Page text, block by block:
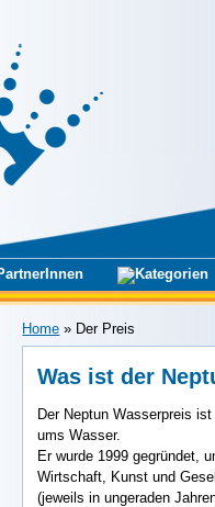
Home » Der Preis
Was ist der
Der Neptun Wasserpreis
ums Wasser.
Er wurde 1999 gegründet,
Wirtschaft, Kunst und
(jeweils in ungeraden